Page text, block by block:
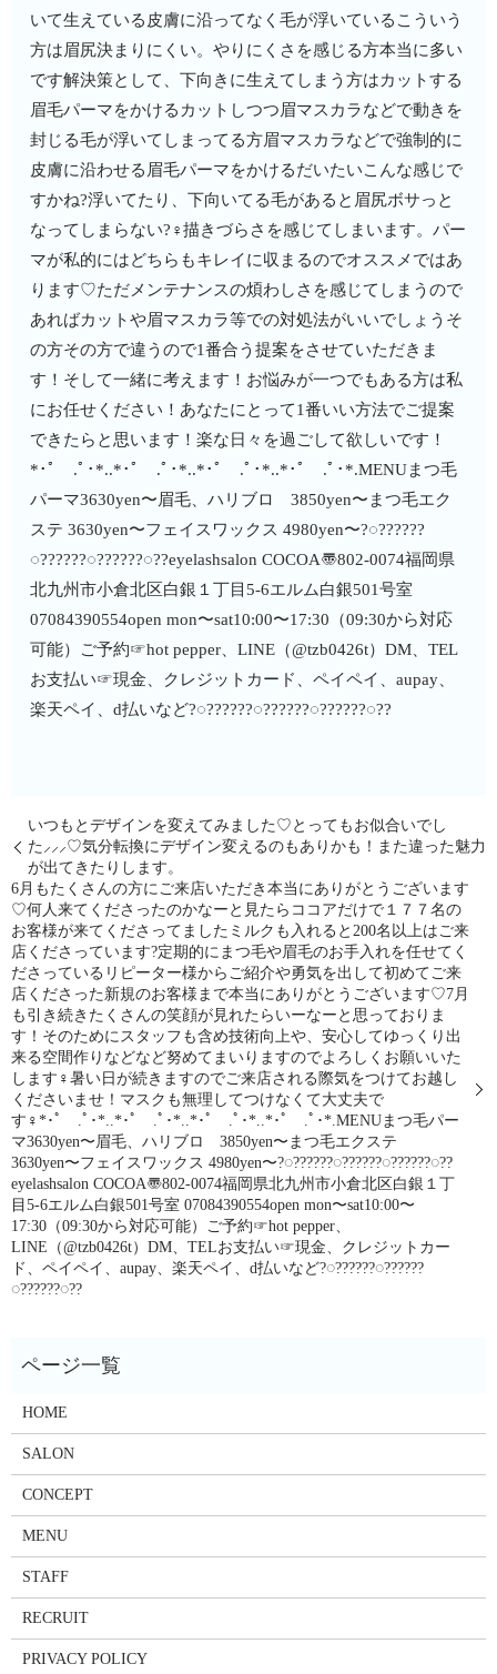
いて生えている︎皮膚に沿ってなく毛が浮いているこういう
方は眉尻決まりにくい。やりにくさを感じる方本当に多い
です解決策として、下向きに生えてしまう方は︎カット︎する︎
眉毛パーマをかける︎カットしつつ眉マスカラなどで動きを
封じる毛が浮いてしまってる方︎眉マスカラなどで強制的に
皮膚に沿わせる︎眉毛パーマをかけるだいたいこんな感じで
すかね?浮いてたり、下向いてる毛があると眉尻ボサっと
なってしまらない?‍♀️描きづらさを感じてしまいます。パー
マが私的にはどちらもキレイに収まるのでオススメではあ
ります♡ただメンテナンスの煩わしさを感じてしまうので
あればカット︎や眉マスカラ等での対処法がいいでしょうそ
の方その方で違うので1番合う提案をさせていただきま
す！そして一緒に考えます！お悩みが一つでもある方は私
にお任せください！あなたにとって1番いい方法でご提案
できたらと思います！楽な日々を過ごして欲しいです！
*･ﾟ .ﾟ･*..*･ﾟ .ﾟ･*..*･ﾟ .ﾟ･*..*･ﾟ .ﾟ･*.MENUまつ毛
パーマ3630yen〜眉毛、ハリブロ 3850yen〜まつ毛エク
ステ 3630yen〜フェイスワックス 4980yen〜?◌??????
◌??????◌??????◌??eyelashsalon COCOA〠802-0074福岡県
北九州市小倉北区白銀１丁目5-6エルム白銀501号室︎
07084390554open mon〜sat10:00〜17:30（09:30から対応
可能）ご予約☞hot pepper、LINE（@tzb0426t）DM、TEL
お支払い☞現金、クレジットカード、ペイペイ、aupay、
楽天ペイ、d払いなど?◌??????◌??????◌??????◌??
いつもとデザインを変えてみました♡とってもお似合いでし
た⸝⸝⸝♡気分転換にデザイン変えるのもありかも！また違った魅力
が出てきたりします。
6月もたくさんの方にご来店いただき本当にありがとうございます
♡何人来てくださったのかなーと見たらココアだけで１７７名の
お客様が来てくださってましたミルクも入れると200名以上はご来
店くださっています?定期的にまつ毛や眉毛のお手入れを任せてく
ださっているリピーター様からご紹介や勇気を出して初めてご来
店くださった新規のお客様まで本当にありがとうございます♡7月
も引き続きたくさんの笑顔が見れたらいーなーと思っておりま
す！そのためにスタッフも含め技術向上や、安心してゆっくり出
来る空間作りなどなど努めてまいりますのでよろしくお願いいた
します‍♀️暑い日が続きますのでご来店される際気をつけてお越し
くださいませ！マスクも無理してつけなくて大丈夫で
す‍♀️*･ﾟ .ﾟ･*..*･ﾟ .ﾟ･*..*･ﾟ .ﾟ･*..*･ﾟ .ﾟ･*.MENUまつ毛パー
マ3630yen〜眉毛、ハリブロ 3850yen〜まつ毛エクステ
3630yen〜フェイスワックス 4980yen〜?◌??????◌??????◌??????◌??
eyelashsalon COCOA〠802-0074福岡県北九州市小倉北区白銀１丁
目5-6エルム白銀501号室︎ 07084390554open mon〜sat10:00〜
17:30（09:30から対応可能）ご予約☞hot pepper、
LINE（@tzb0426t）DM、TELお支払い☞現金、クレジットカー
ド、ペイペイ、aupay、楽天ペイ、d払いなど?◌??????◌??????
◌??????◌??
HOME
SALON
CONCEPT
MENU
STAFF
RECRUIT
PRIVACY POLICY